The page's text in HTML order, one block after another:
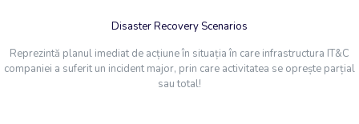
Disaster Recovery Scenarios
Reprezintă planul imediat de acțiune în situația în care infrastructura IT&C
companiei a suferit un incident major, prin care activitatea se oprește parțial
sau total!